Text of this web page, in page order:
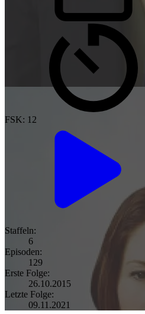
FSK: 12
Staffeln:
6
Episoden:
129
Erste Folge:
26.10.2015
Letzte Folge:
09.11.2021